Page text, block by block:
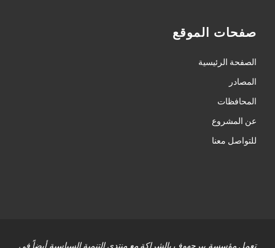
صفحات الموقع
الصفحة الرئيسية
المصادر
المحافظات
عن المشروع
للتواصل معنا
تعمل مؤسسة بيرجهوف بالشراكة مع منتدى التنمية السياسية أيضاً في